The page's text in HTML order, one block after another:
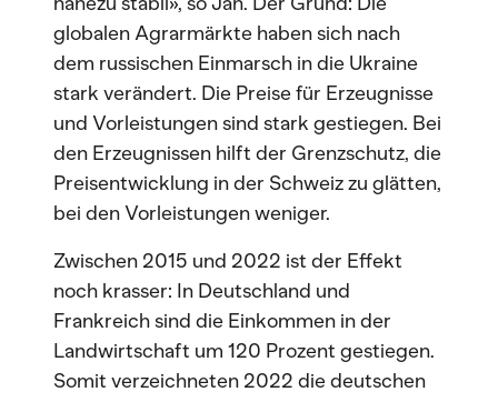
globalen Agrarmärkte haben sich nach
dem russischen Einmarsch in die Ukraine
stark verändert. Die Preise für Erzeugnisse
und Vorleistungen sind stark gestiegen. Bei
den Erzeugnissen hilft der Grenzschutz, die
Preisentwicklung in der Schweiz zu glätten,
bei den Vorleistungen weniger.
Zwischen 2015 und 2022 ist der Effekt
noch krasser: In Deutschland und
Frankreich sind die Einkommen in der
Landwirtschaft um 120 Prozent gestiegen.
Somit verzeichneten 2022 die deutschen